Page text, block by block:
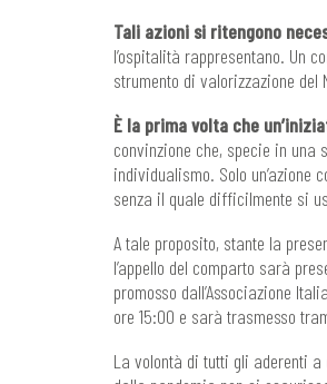
Tali azioni si ritengono
l’ospitalità rappresentano. Un
strumento di valorizzazione del
È la prima volta che
convinzione che, specie in
individualismo. Solo
senza il quale difficilmente si
A tale proposito, stante la
l’appello del comparto sarà
promosso dall’Associazione
ore 15:00 e sarà trasmesso
La volontà di tutti gli aderenti a